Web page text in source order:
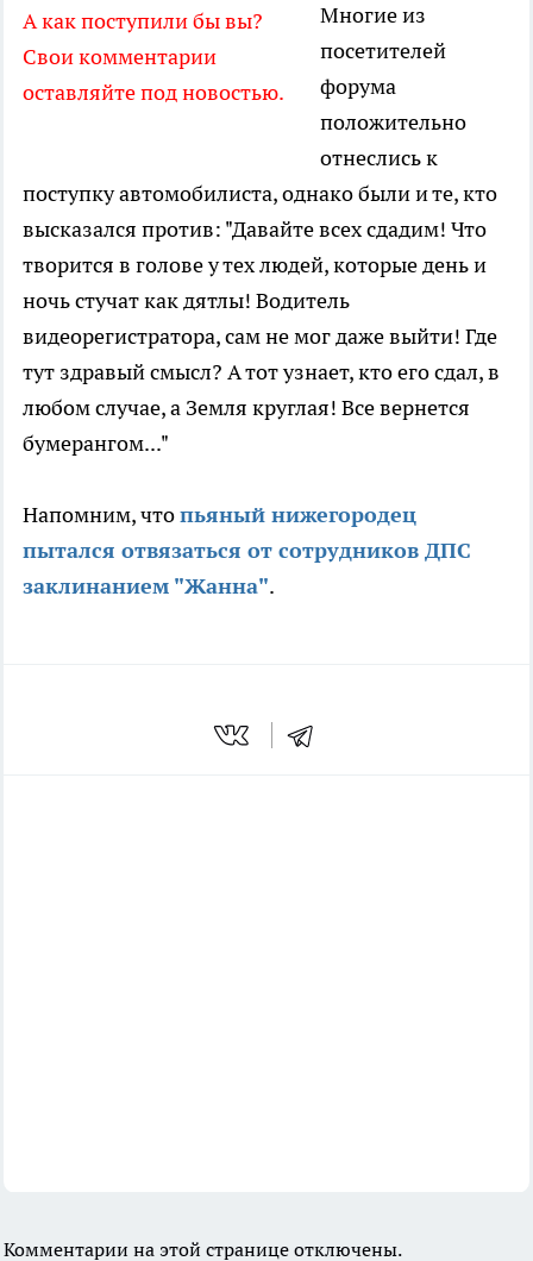
А как поступили бы вы?
Свои комментарии
оставляйте под новостью.
Многие из
посетителей
форума
положительно
отнеслись к
поступку автомобилиста, однако были и те, кто
высказался против: "Давайте всех сдадим! Что
творится в голове у тех людей, которые день и
ночь стучат как дятлы! Водитель
видеорегистратора, сам не мог даже выйти! Где
тут здравый смысл? А тот узнает, кто его сдал, в
любом случае, а Земля круглая! Все вернется
бумерангом..."
Напомним, чтопьяный нижегородец
пытался отвязаться от сотрудников ДПС
заклинанием "Жанна".
Комментарии на этой странице отключены.